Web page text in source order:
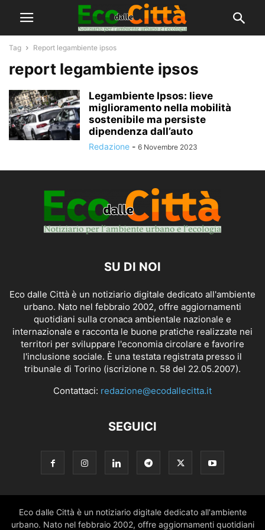
Tag Report legambiente ipsos
report legambiente ipsos
Legambiente Ipsos: lieve
miglioramento nella mobilità
sostenibile ma persiste
dipendenza dall’auto
Redazione - 6 Novembre 2023
SU DI NOI
Eco dalle Città è un notiziario digitale dedicato all'ambiente
urbano. Nato nel febbraio 2002, offre aggiornamenti
quotidiani sulla cronaca ambientale nazionale e
internazionale e racconta le buone pratiche realizzate nei
territori per sviluppare l'economia circolare e favorire
l'inclusione sociale. È una testata registrata presso il
tribunale di Torino (iscrizione n. 58 del 22.05.2007).
Contattaci: redazione@ecodallecitta.it
SEGUICI
Eco dalle Città è un notiziario digitale dedicato all'ambiente
urbano. Nato nel febbraio 2002, offre aggiornamenti quotidiani